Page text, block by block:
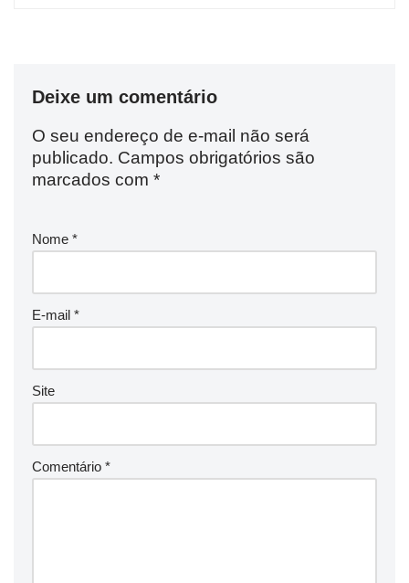
Deixe um comentário
O seu endereço de e-mail não será
publicado. Campos obrigatórios são
marcados com *
Nome *
E-mail *
Site
Comentário *